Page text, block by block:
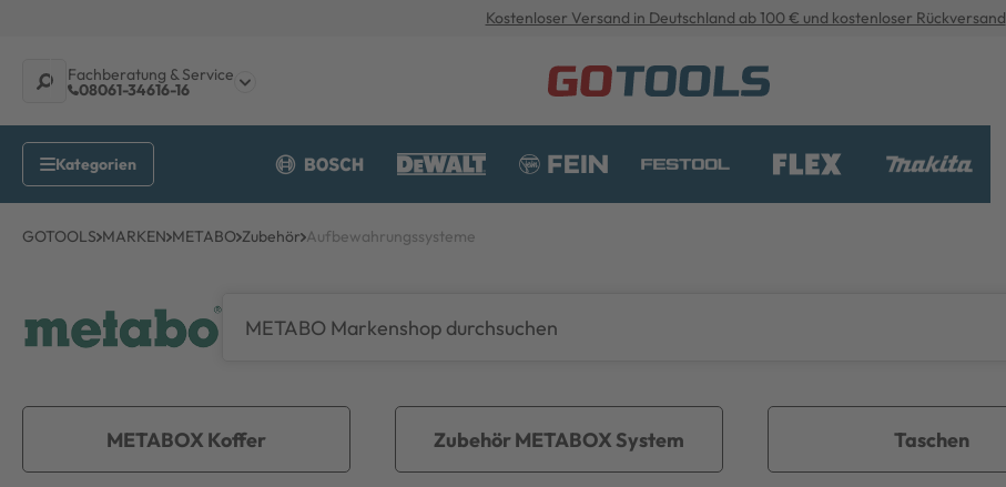
Kostenloser Versand in Deutschland ab 100 € und kostenloser Rückversand
Fachberatung & Service
08061-34616-16
GOTOOLS MARKEN METABO Zubehör Aufbewahrungssysteme
METABOX Koffer Zubehör METABOX System Taschen